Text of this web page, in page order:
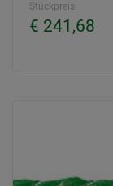
Stückpreis
€ 241,68